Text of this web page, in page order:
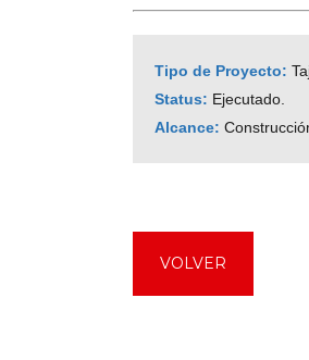
Tipo de Proyecto:
Status: Ejecutado.
Alcance:
VOLVER